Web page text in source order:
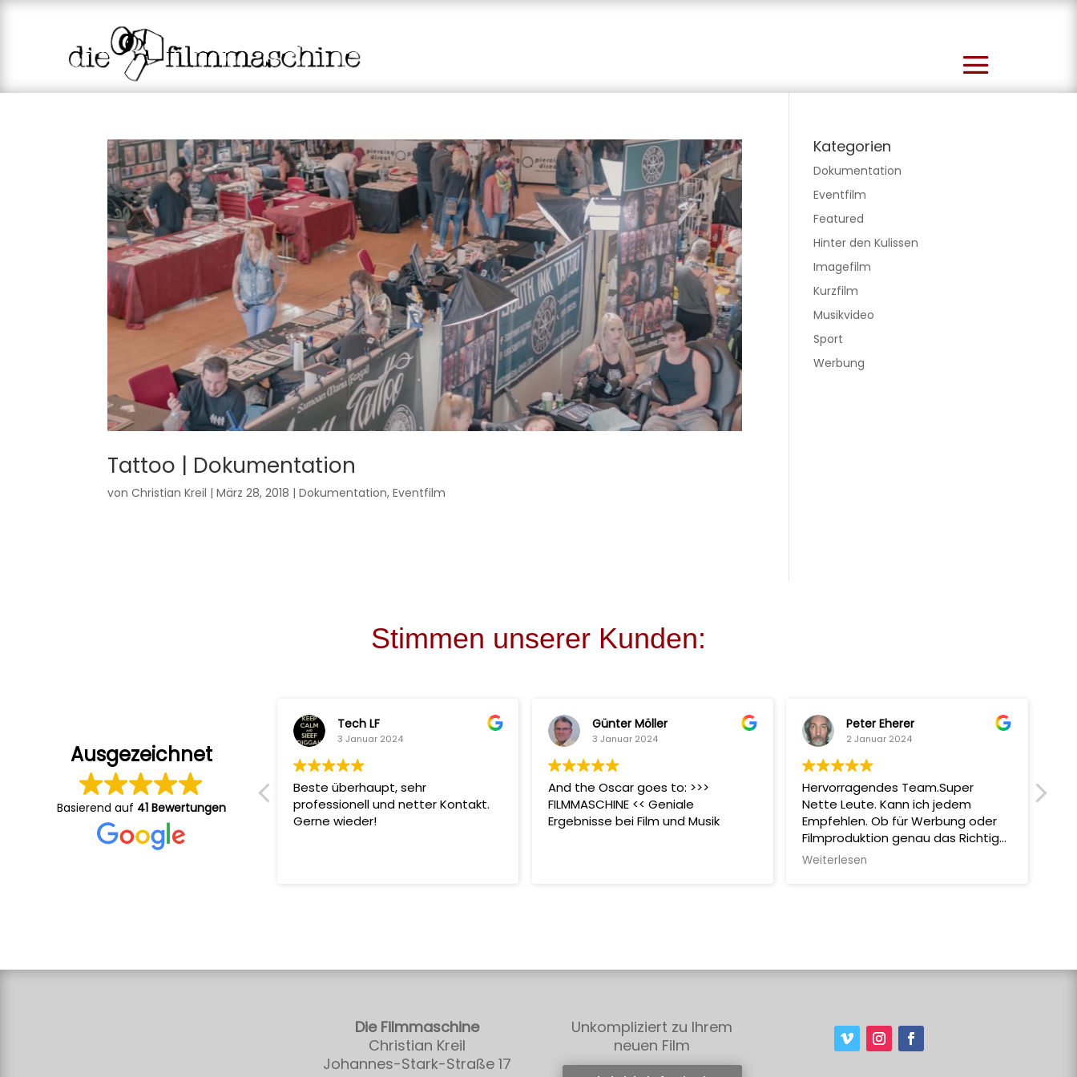
Tattoo | Dokumentation
vonChristian Kreil |März 28, 2018 |Dokumentation,Eventfilm
Kategorien
Dokumentation
Eventfilm
Featured
Hinter den Kulissen
Imagefilm
Kurzfilm
Musikvideo
Sport
Werbung
Stimmen unserer Kunden:
Ausgezeichnet
Basierend auf 41 Bewertungen
Sehr professionelle Produktionen,
zuverlässige Absprachen und
angenehme Atmosphäre am Set.
Ergebnis immer Top ????????
Tech LF
3 Januar 2024
Beste überhaupt, sehr
professionell und netter Kontakt.
Gerne wieder!
Günter Möller
3 Januar 2024
And the Oscar goes to: >>>
FILMMASCHINE << Geniale
Ergebnisse bei Film und Musik
Peter Eherer
2 Januar 2024
Hervorragendes Team.Super
Nette Leute. Kann ich jedem
Empfehlen. Ob für Werbung oder
Filmproduktion genau das Richtige!
Machen Selber auch Coole
Weiterlesen
Die Filmmaschine
Christian Kreil
Johannes-Stark-Straße 17
Unkompliziert zu Ihrem
neuen Film